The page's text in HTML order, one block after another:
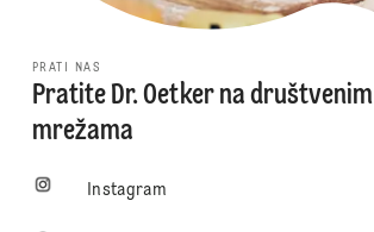
PRATI NAS
Pratite Dr. Oetker na društvenim
mrežama
Instagram